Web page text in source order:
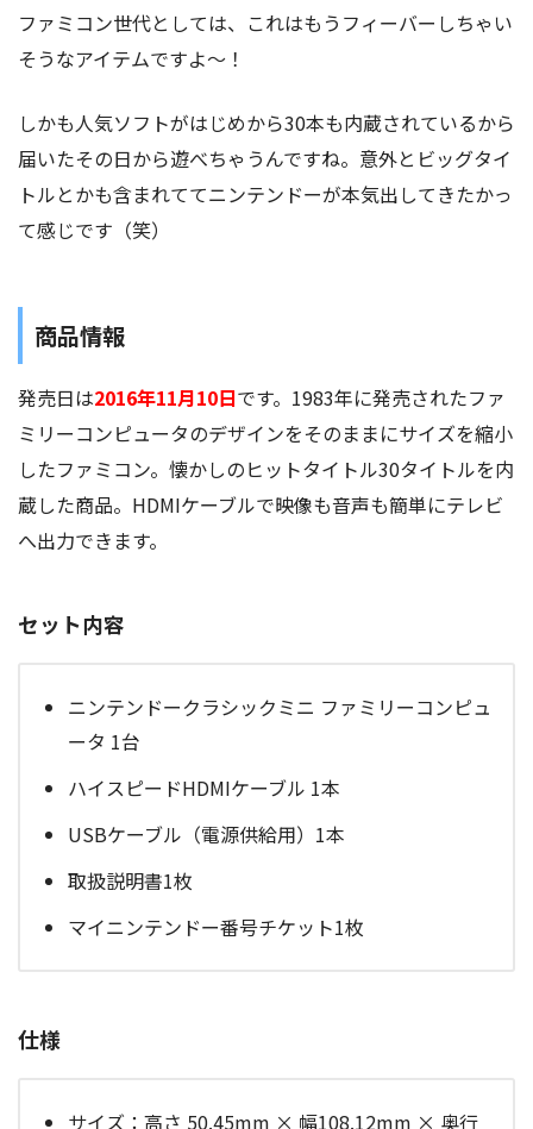
ファミコン世代としては、これはもうフィーバーしちゃい
そうなアイテムですよ～！
しかも人気ソフトがはじめから30本も内蔵されているから
届いたその日から遊べちゃうんですね。意外とビッグタイ
トルとかも含まれててニンテンドーが本気出してきたかっ
て感じです（笑）
商品情報
発売日は2016年11月10日です。1983年に発売されたファ
ミリーコンピュータのデザインをそのままにサイズを縮小
したファミコン。懐かしのヒットタイトル30タイトルを内
蔵した商品。HDMIケーブルで映像も音声も簡単にテレビ
へ出力できます。
セット内容
ニンテンドークラシックミニ ファミリーコンピュ
ータ 1台
ハイスピードHDMIケーブル 1本
USBケーブル（電源供給用）1本
取扱説明書1枚
マイニンテンドー番号チケット1枚
仕様
サイズ：高さ 50.45mm × 幅108.12mm × 奥行